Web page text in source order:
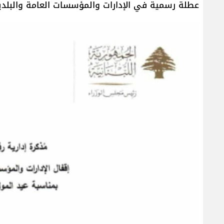
عطلة رسمية في الإدارات والمؤسسات العامة